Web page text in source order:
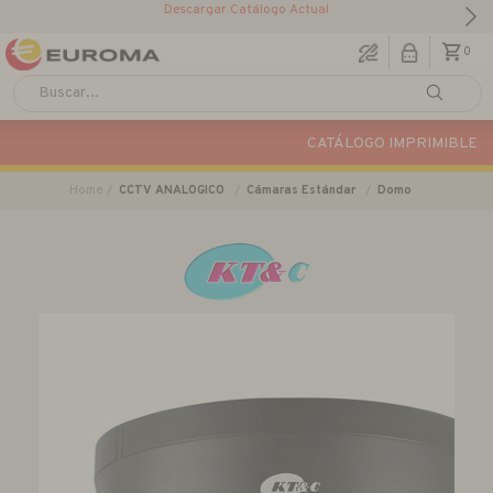
Descargar Catálogo Actual
0
CATÁLOGO IMPRIMIBLE
Home CCTV ANALOGICO Cámaras Estándar Domo